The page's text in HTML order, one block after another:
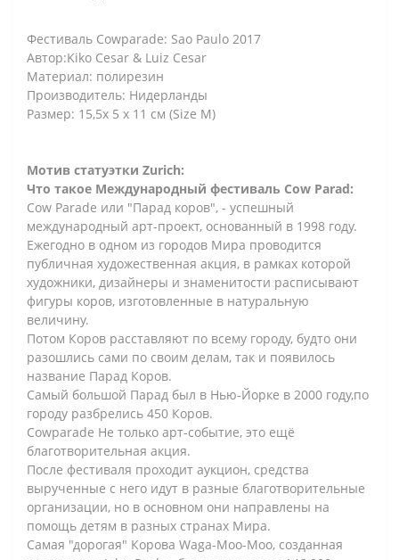
Фестиваль Cowparade: Sao Paulo 2017
Автор:Kiko Cesar & Luiz Cesar
Материал: полирезин
Производитель: Нидерланды
Размер: 15,5x 5 x 11 см (Size M)
Мотив статуэтки Zurich:
Что такое Международный фестиваль Cow Parad:
Cow Parade или "Парад коров", - успешный
международный арт-проект, основанный в 1998 году.
Ежегодно в одном из городов Мира проводится
публичная художественная акция, в рамках которой
художники, дизайнеры и знаменитости расписывают
фигуры коров, изготовленные в натуральную
величину.
Потом Коров расставляют по всему городу, будто они
разошлись сами по своим делам, так и появилось
название Парад Коров.
Самый большой Парад был в Нью-Йорке в 2000 году,по
городу разбрелись 450 Коров.
Cowparade Не только арт-событие, это ещё
благотворительная акция.
После фестиваля проходит аукцион, средства
вырученные с него идут в разные благотворительные
организации, но в основном они направлены на
помощь детям в разных странах Мира.
Самая "дорогая" Корова Waga-Moo-Moo, созданная